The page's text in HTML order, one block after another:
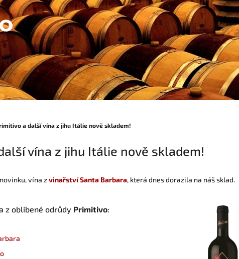
a další vína z jihu Itálie nově skladem!
vína z jihu Itálie nově skladem!
vína zvinařství Santa Barbara, která dnes dorazila na náš sklad.
z oblíbené odrůdy Primitivo: